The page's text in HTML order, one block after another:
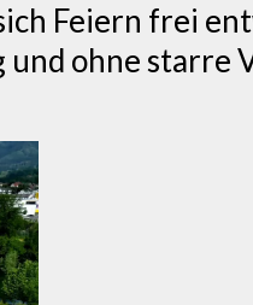
Feiern frei
und ohne starre